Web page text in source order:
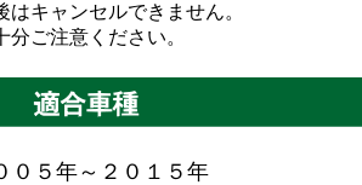
はキャンセルできません。
分ご注意ください。
０５年～２０１５年